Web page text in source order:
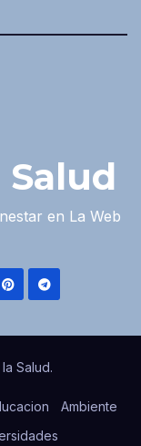
Salud
en La Web
Salud.
Ambiente